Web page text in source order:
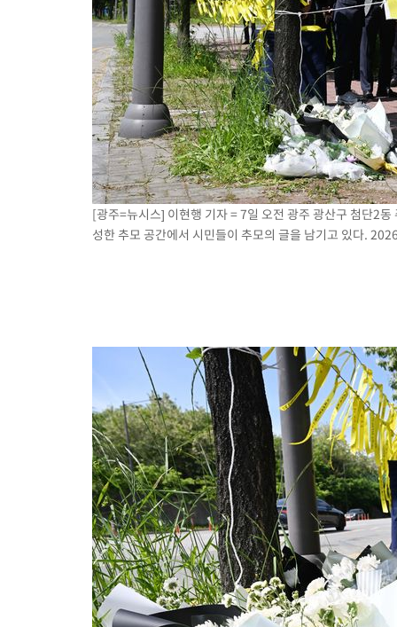
[광주=뉴시스] 이현행 기자 = 7일 오전 광주 광산구 첨단2
성한 추모 공간에서 시민들이 추모의 글을 남기고 있다.